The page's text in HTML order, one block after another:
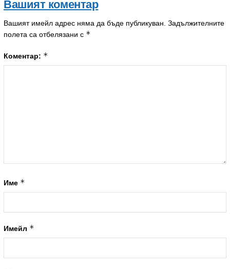
Вашият коментар
Вашият имейл адрес няма да бъде публикуван. Задължителните
полета са отбелязани с *
Коментар: *
Име *
Имейл *